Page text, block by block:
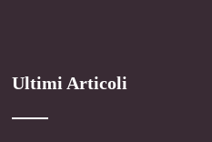
Ultimi Articoli